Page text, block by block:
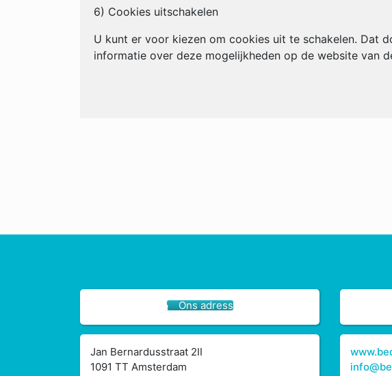
6) Cookies uitschakelen
U kunt er voor kiezen om cookies uit te schakelen. Dat
informatie over deze mogelijkheden op de website van
Ons adress
Jan Bernardusstraat 2II
1091 TT Amsterdam